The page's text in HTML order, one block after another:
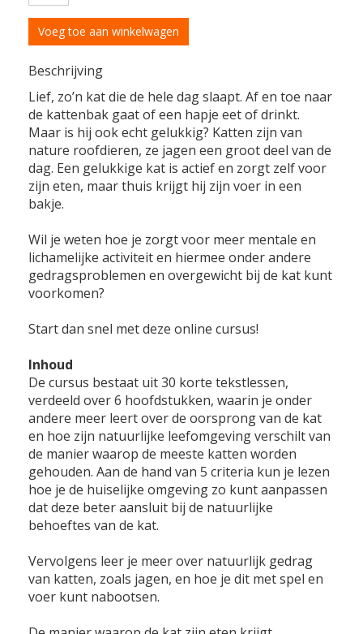
Voeg toe aan winkelwagen
Beschrijving
Lief, zo’n kat die de hele dag slaapt. Af en toe naar
de kattenbak gaat of een hapje eet of drinkt.
Maar is hij ook echt gelukkig? Katten zijn van
nature roofdieren, ze jagen een groot deel van de
dag. Een gelukkige kat is actief en zorgt zelf voor
zijn eten, maar thuis krijgt hij zijn voer in een
bakje.
Wil je weten hoe je zorgt voor meer mentale en
lichamelijke activiteit en hiermee onder andere
gedragsproblemen en overgewicht bij de kat kunt
voorkomen?
Start dan snel met deze online cursus!
Inhoud
De cursus bestaat uit 30 korte tekstlessen,
verdeeld over 6 hoofdstukken, waarin je onder
andere meer leert over de oorsprong van de kat
en hoe zijn natuurlijke leefomgeving verschilt van
de manier waarop de meeste katten worden
gehouden. Aan de hand van 5 criteria kun je lezen
hoe je de huiselijke omgeving zo kunt aanpassen
dat deze beter aansluit bij de natuurlijke
behoeftes van de kat.
Vervolgens leer je meer over natuurlijk gedrag
van katten, zoals jagen, en hoe je dit met spel en
voer kunt nabootsen.